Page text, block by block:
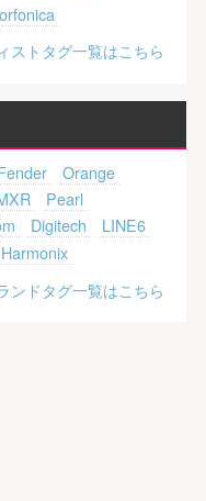
ストタグ一覧はこちら
Orange
Pearl
Digitech
LINE6
ンドタグ一覧はこちら